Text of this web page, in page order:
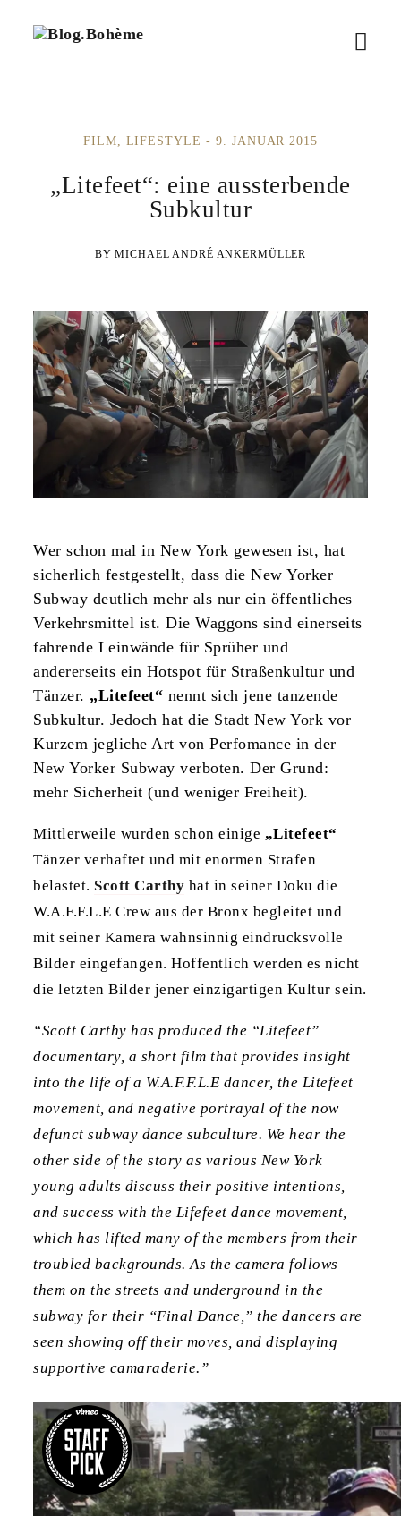
B
M
e
n
FILM LIFESTYLE 9. JANUAR 2015
„Litefeet“: eine aussterbende
Subkultur
MICHAEL ANDRÉ ANKERMÜLLER
Wer schon mal in New York gewesen ist, hat
sicherlich festgestellt, dass die New Yorker
Subway deutlich mehr als nur ein öffentliches
Verkehrsmittel ist. Die Waggons sind einerseits
fahrende Leinwände für Sprüher und
andererseits ein Hotspot für Straßenkultur und
Tänzer. „Litefeet“ nennt sich jene tanzende
Subkultur. Jedoch hat die Stadt New York vor
Kurzem jegliche Art von Perfomance in der
New Yorker Subway verboten. Der Grund:
mehr Sicherheit (und weniger Freiheit).
Mittlerweile wurden schon einige „Litefeet“
Tänzer verhaftet und mit enormen Strafen
belastet. Scott Carthy hat in seiner Doku die
W.A.F.F.L.E Crew aus der Bronx begleitet und
mit seiner Kamera wahnsinnig eindrucksvolle
Bilder eingefangen. Hoffentlich werden es nicht
die letzten Bilder jener einzigartigen Kultur sein.
“Scott Carthy has produced the “Litefeet”
documentary, a short film that provides insight
into the life of a W.A.F.F.L.E dancer, the Litefeet
movement, and negative portrayal of the now
defunct subway dance subculture. We hear the
other side of the story as various New York
young adults discuss their positive intentions,
and success with the Lifefeet dance movement,
which has lifted many of the members from their
troubled backgrounds. As the camera follows
them on the streets and underground in the
subway for their “Final Dance,” the dancers are
seen showing off their moves, and displaying
supportive camaraderie.”